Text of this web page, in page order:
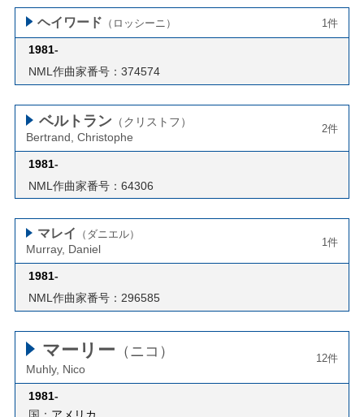
ヘイワード （ロッシーニ） 1件
1981-
NML作曲家番号：374574
ベルトラン （クリストフ）
Bertrand, Christophe
2件
1981-
NML作曲家番号：64306
マレイ （ダニエル）
Murray, Daniel
1件
1981-
NML作曲家番号：296585
マーリー （ニコ）
Muhly, Nico
12件
1981-